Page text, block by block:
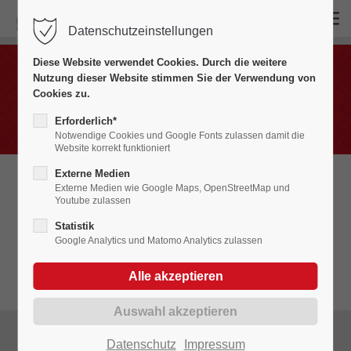
Login
Benutzername
Anmelden
Register|Lost your password?
Support
Unsere Masken zeichnen sich durch
ihren jeweiligen Charakter besonders
aus.
Datenschutzeinstellungen
Diese Website verwendet Cookies. Durch die weitere
Nutzung dieser Website stimmen Sie der Verwendung von
Cookies zu.
Erforderlich*
Notwendige Cookies und Google Fonts zulassen damit die
Website korrekt funktioniert
Externe Medien
Externe Medien wie Google Maps, OpenStreetMap und
Youtube zulassen
Statistik
Google Analytics und Matomo Analytics zulassen
Datenschutz Impressum